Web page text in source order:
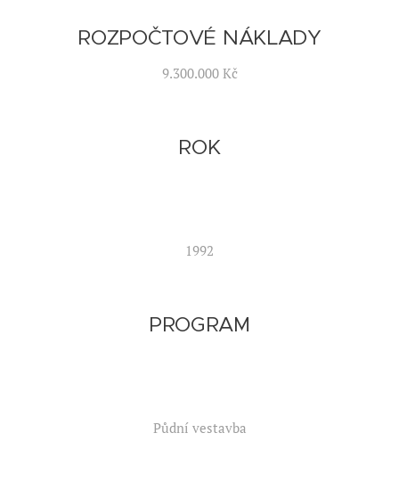
ROZPOČTOVÉ NÁKLADY
9.300.000 Kč
ROK
1992
PROGRAM
Půdní vestavba